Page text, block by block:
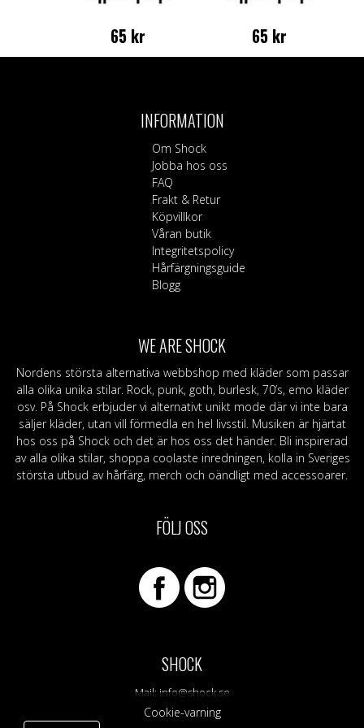
65 kr 65 kr
INFORMATION
Om Shock
Jobba hos oss
FAQ
Frakt & Retur
Köpvillkor
Våran butik
Integritetspolicy
Hårfärgningsguide
Blogg
WE ARE SHOCK
Nordens största alternativa webbshop med kläder som passar
alla olika unika stilar. Rock, punk, goth, burlesk, 70’s, emo kläder
osv. På Shock erbjuder vi alternativt unikt mode där vi inte bara
säljer kläder, utan vill förmedla en hel livsstil. Musiken är hjärtat
hos oss på Shock och det är hos oss det händer. Bli inspirerad
av alla olika stilar, shoppa coolaste inredningen, kolla in Sveriges
största utbud av hårfärg, merch och oändligt med accessoarer.
FÖLJ OSS
SHOCK
Mail: info@shock.se
Cookie-varning